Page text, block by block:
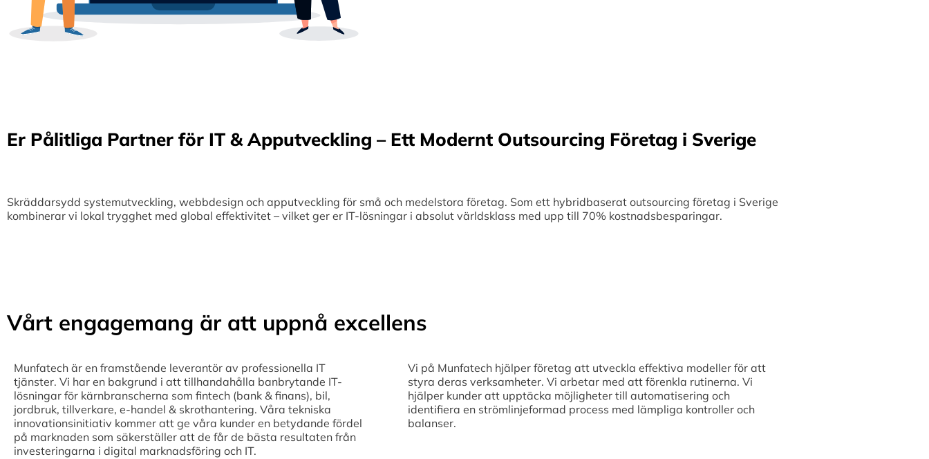
Er Pålitliga Partner för IT & Apputveckling – Ett Modernt Outsourcing Företag i Sverige
Skräddarsydd systemutveckling, webbdesign och apputveckling för små och medelstora företag. Som ett hybridbaserat outsourcing företag i Sverige
kombinerar vi lokal trygghet med global effektivitet – vilket ger er IT-lösningar i absolut världsklass med upp till 70% kostnadsbesparingar.
Vårt engagemang är att uppnå excellens
Munfatech är en framstående leverantör av professionella IT
tjänster. Vi har en bakgrund i att tillhandahålla banbrytande IT-
lösningar för kärnbranscherna som fintech (bank & finans), bil,
jordbruk, tillverkare, e-handel & skrothantering. Våra tekniska
innovationsinitiativ kommer att ge våra kunder en betydande fördel
på marknaden som säkerställer att de får de bästa resultaten från
investeringarna i digital marknadsföring och IT.
Vi på Munfatech hjälper företag att utveckla effektiva modeller för att
styra deras verksamheter. Vi arbetar med att förenkla rutinerna. Vi
hjälper kunder att upptäcka möjligheter till automatisering och
identifiera en strömlinjeformad process med lämpliga kontroller och
balanser.